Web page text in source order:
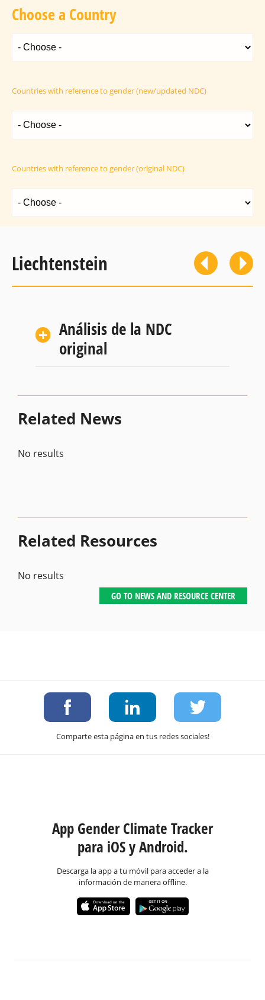
Choose a Country
Countries with reference to gender (new/updated NDC)
Countries with reference to gender (original NDC)
Liechtenstein
Análisis de la NDC
original
Related News
No results
Related Resources
No results
GO TO NEWS AND RESOURCE CENTER
Comparte esta página en tus redes sociales!
App Gender Climate Tracker
para iOS y Android.
Descarga la app a tu móvil para acceder a la
información de manera offline.